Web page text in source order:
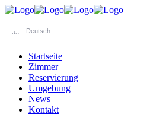
Deutsch
Startseite
Zimmer
Reservierung
Umgebung
News
Kontakt